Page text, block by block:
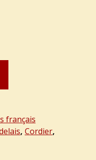
français
, Cordier,